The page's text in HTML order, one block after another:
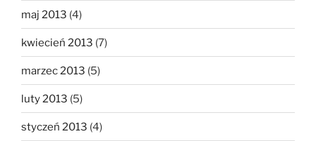
maj 2013 (4)
kwiecień 2013 (7)
marzec 2013 (5)
luty 2013 (5)
styczeń 2013 (4)